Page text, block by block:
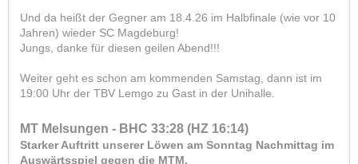
Und da heißt der Gegner am 18.4.26 im Halbfinale (wie vor 10
Jahren) wieder SC Magdeburg!
Jungs, danke für diesen geilen Abend!!!
Weiter geht es schon am kommenden Samstag, dann ist im
19:00 Uhr der TBV Lemgo zu Gast in der Unihalle.
MT Melsungen - BHC 33:28 (HZ 16:14)
Starker Auftritt unserer Löwen am Sonntag Nachmittag im
Auswärtsspiel gegen die MTM.